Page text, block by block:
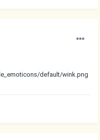
default/wink.png